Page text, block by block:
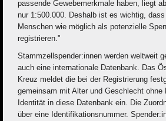
passende Gewebemerkmale haben, liegt
nur 1:500.000. Deshalb ist es wichtig,
Menschen wie möglich als potenzielle
registrieren."
Stammzellspender:innen werden weltweit
auch eine internationale Datenbank. Das
Kreuz meldet die bei der Registrierung
gemeinsam mit Alter und Geschlecht ohne
Identität in diese Datenbank ein. Die
über eine Identifikationsnummer.